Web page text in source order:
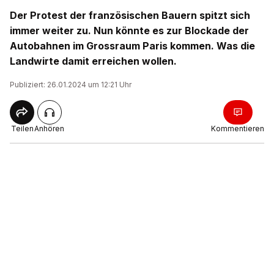
Der Protest der französischen Bauern spitzt sich
immer weiter zu. Nun könnte es zur Blockade der
Autobahnen im Grossraum Paris kommen. Was die
Landwirte damit erreichen wollen.
Publiziert: 26.01.2024 um 12:21 Uhr
TeilenAnhören Kommentieren